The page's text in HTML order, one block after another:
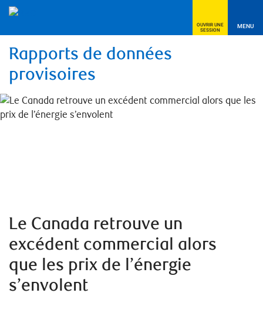
OUVRIR UNE
SESSION
MENU
Rapports de données
provisoires
Le Canada retrouve un
excédent commercial alors
que les prix de l’énergie
s’envolent